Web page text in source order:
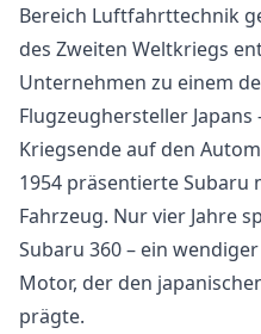
Bereich Luftfahrttechnik
des Zweiten Weltkriegs
Unternehmen zu einem
Flugzeughersteller Japans
Kriegsende auf den
1954 präsentierte Subaru
Fahrzeug. Nur vier Jahre
Subaru 360 – ein
Motor, der den
prägte.